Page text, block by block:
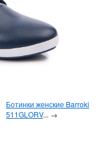
Ботинки женские Barroki
511GLORV... →